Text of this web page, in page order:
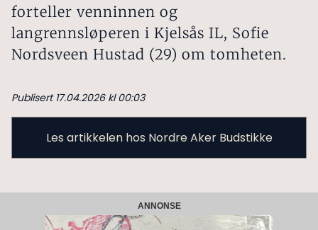
forteller venninnen og
langrennsløperen i Kjelsås IL, Sofie
Nordsveen Hustad (29) om tomheten.
Publisert 17.04.2026 kl 00:03
Les artikkelen hos Nordre Aker Budstikke
ANNONSE